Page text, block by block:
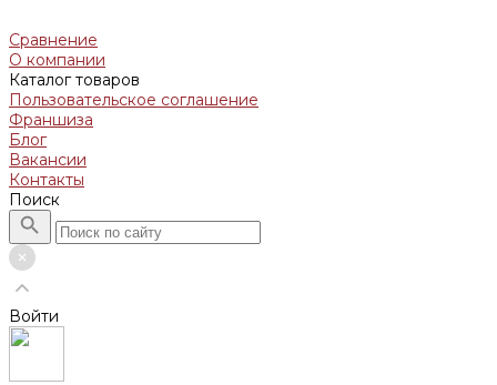
Сравнение
О компании
Каталог товаров
Пользовательское соглашение
Франшиза
Блог
Вакансии
Контакты
Поиск
Войти